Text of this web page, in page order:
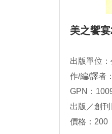
美之饗
出版單位：
作/編/譯者
GPN：
出版／創
價格：200